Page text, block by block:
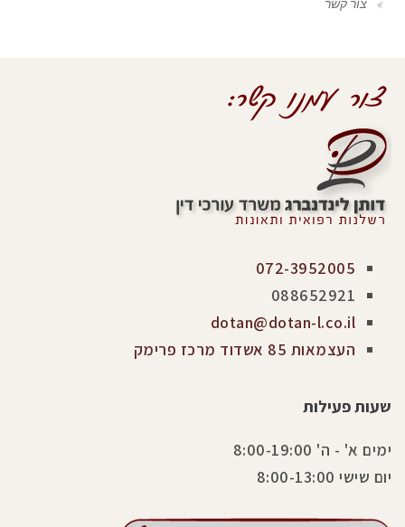
072-3952005
088652921
dotan@dotan-l.co.il
העצמאות 85 אשדוד מרכז פרימק
שעות פעילות
ימים א' - ה' 8:00-19:00
יום שישי 8:00-13:00